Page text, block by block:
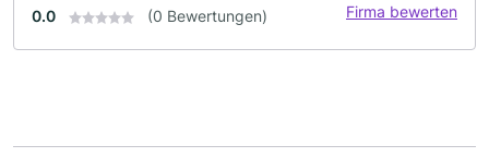
0.0 (0 Bewertungen) Firma bewerten